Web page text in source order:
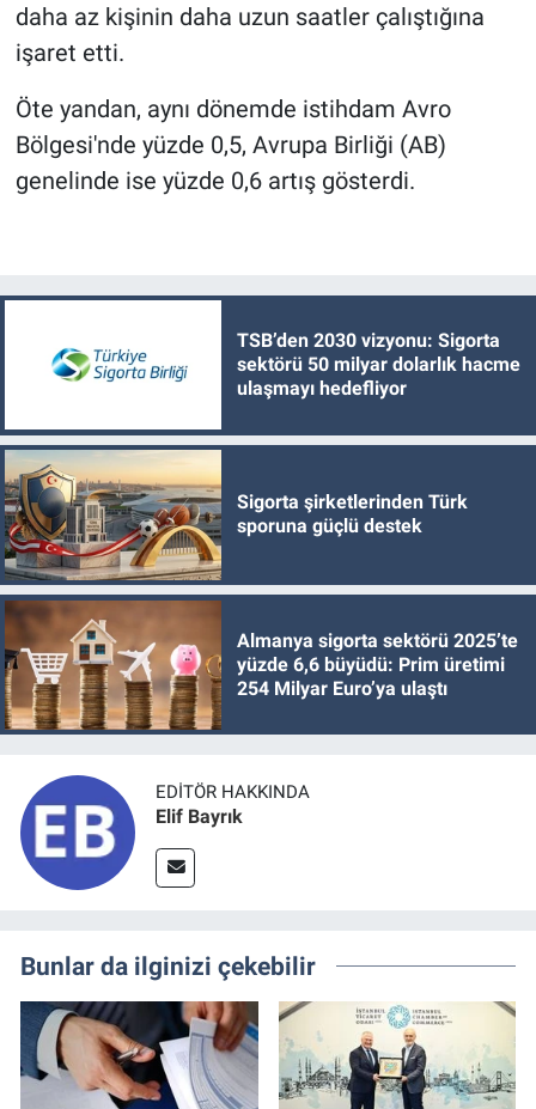
daha az kişinin daha uzun saatler çalıştığına
işaret etti.
Öte yandan, aynı dönemde istihdam Avro
Bölgesi'nde yüzde 0,5, Avrupa Birliği (AB)
genelinde ise yüzde 0,6 artış gösterdi.
TSB’den 2030 vizyonu: Sigorta
sektörü 50 milyar dolarlık hacme
ulaşmayı hedefliyor
Sigorta şirketlerinden Türk
sporuna güçlü destek
Almanya sigorta sektörü 2025’te
yüzde 6,6 büyüdü: Prim üretimi
254 Milyar Euro’ya ulaştı
EDITÖR HAKKINDA
Elif Bayrık
Bunlar da ilginizi çekebilir